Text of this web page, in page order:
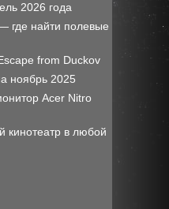
2026 года
где найти полевые
from Duckov
ноябрь 2025
Acer Nitro
в любой